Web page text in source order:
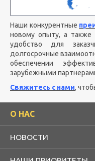
Наши конкурентные
новому опыту, а также
удобство для
долгосрочные
обеспечении
зарубежными
Свяжитесь с нами,
О НАС
НОВОСТИ